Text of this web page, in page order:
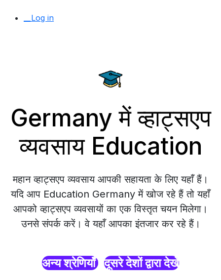
__Log in
Germany में व्हाट्सएप
व्यवसाय Education
महान व्हाट्सएप व्यवसाय आपकी सहायता के लिए यहाँ हैं।
यदि आप Education Germany में खोज रहे हैं तो यहाँ
आपको व्हाट्सएप व्यवसायों का एक विस्तृत चयन मिलेगा।
उनसे संपर्क करें। वे यहाँ आपका इंतजार कर रहे हैं।
अन्य श्रेणियाँ दूसरे देशों द्वारा देखें